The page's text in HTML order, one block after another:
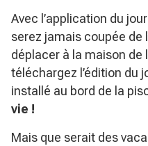
Avec l’application du
serez jamais coupée de
déplacer à la maison de
téléchargez l’édition du
installé au bord de la
vie !
Mais que serait des